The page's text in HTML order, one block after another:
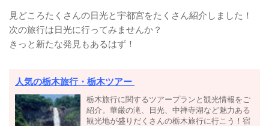
見どころたくさんの日光と宇都宮をたくさん紹介しました！
次の旅行は日光に行ってみませんか？
きっと新たな発見もあるはず！
人気の栃木旅行・栃木ツアー
栃木旅行に関するツアープランと観光情報をご
紹介。華厳の滝、日光、中禅寺湖など魅力ある
観光地が盛りだくさんの栃木旅行に行こう！宿